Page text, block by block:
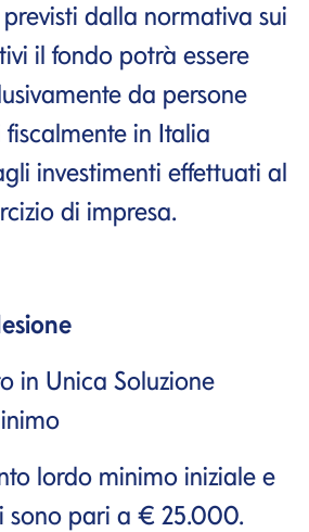
dalla normativa sui
il fondo potrà essere
da persone
in Italia
investimenti effettuati al
di impresa.
in Unica Soluzione
lordo minimo iniziale e
sono pari a € 25.000.